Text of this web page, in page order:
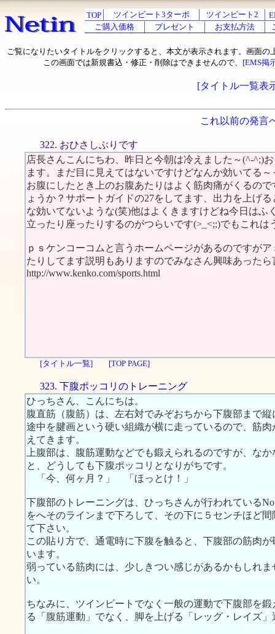
TOP ツインビート3ターボ ツインビート2
ご購入価格
プレゼント お支払方法
ご覧になりたいタイトルをクリックすると、本文が表示されます。画面の
この画面では新規書込・修正・削除はできませんので、 [EMS掲
[タイトル一覧表
これ以前の発言
322. おひさしぶりです
店長さんこんにちわ、昨日と今朝は冷えました～(^-^;)
ます。まだ目に見えてはないですけどなんか効いてる
お腹にしたとき上のお腹あたりはよく筋肉痛がくるの
ょうか？サポートガイドの27をしてます、出力を上げ
な効いてないような(笑)他はよくきますけどね今日はふ
立ったり座ったりするのがつらいです(>_<;;)でもこれ
ｐｓケンコーコムと言うホームページがあるのですが
たりしてます説明もありますのでみなさん興味あった
http://www.kenko.com/sports.html
[タイトル一覧] [TOP PAGE]
323. 下腹ポッコリのトレーニング
ひっちさん、こんにちは。
腹直筋（腹筋）は、左右対でみぞおちから下腹部まで
途中を腱画という硬い組織が横に走っているので、筋
えてきます。
上腹部は、腹筋運動などでも鍛えられるのですが、な
と、どうしても下腹ポッコリとなりがちです。
「今、何ヶ月？」 「ほっとけ！」
下腹部のトレーニングは、ひっちさんが行われている
をへそのラインまで下ろして、その下に５センチほど
て下さい。
この貼り方で、通電時に下腹を触ると、下腹部の筋肉
います。
弱っている筋肉には、少しきつい感じがあるかもしれ
い。
ちなみに、ツインビートでなく一般の運動で下腹部を
る「腹筋運動」でなく、脚を上げる「レッグ・レイズ